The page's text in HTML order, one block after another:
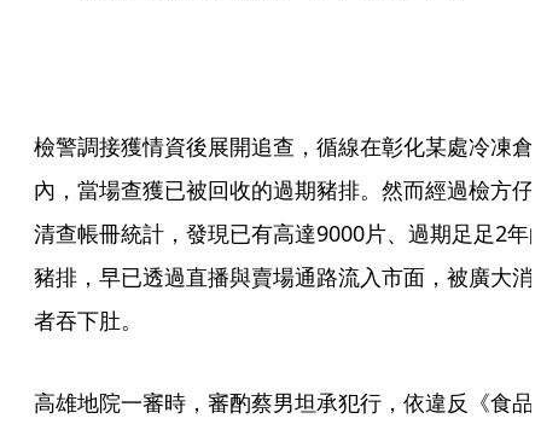
檢警調接獲情資後展開追查，循線在彰化某處冷凍倉
內，當場查獲已被回收的過期豬排。然而經過檢方仔
清查帳冊統計，發現已有高達9000片、過期足足2年
豬排，早已透過直播與賣場通路流入市面，被廣大消
者吞下肚。
高雄地院一審時，審酌蔡男坦承犯行，依違反《食品